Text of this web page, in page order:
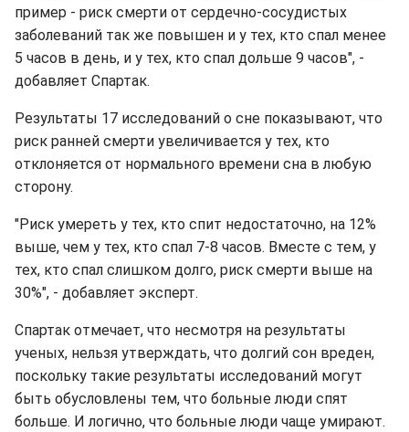
пример - риск смерти от сердечно-сосудистых
заболеваний так же повышен и у тех, кто спал менее
5 часов в день, и у тех, кто спал дольше 9 часов", -
добавляет Спартак.
Результаты 17 исследований о сне показывают, что
риск ранней смерти увеличивается у тех, кто
отклоняется от нормального времени сна в любую
сторону.
"Риск умереть у тех, кто спит недостаточно, на 12%
выше, чем у тех, кто спал 7-8 часов. Вместе с тем, у
тех, кто спал слишком долго, риск смерти выше на
30%", - добавляет эксперт.
Спартак отмечает, что несмотря на результаты
ученых, нельзя утверждать, что долгий сон вреден,
поскольку такие результаты исследований могут
быть обусловлены тем, что больные люди спят
больше. И логично, что больные люди чаще умирают.